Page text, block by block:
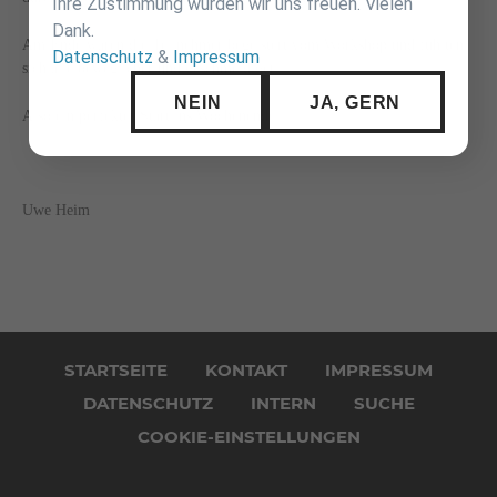
Am Ende waren die Teilnehmer begeistert vom Workshop und fühlten
sich alle beweglicher und geschmeidiger.
Also ein perfekter Start ins Wochenende.
Uwe Heim
überspringenSTARTSEITE KONTAKT
IMPRESSUM
DATENSCHUTZ
INTERN
SUCHE
COOKIE-EINSTELLUNGEN
Dank.
Datenschutz & Impressum
NEIN JA, GERN